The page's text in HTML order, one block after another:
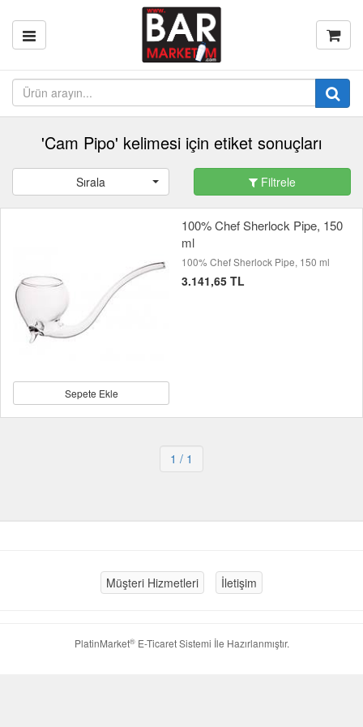
'Cam Pipo' kelimesi için etiket sonuçları
Sırala Filtrele
Sepete Ekle
100% Chef Sherlock Pipe, 150
ml
100% Chef Sherlock Pipe, 150 ml
3.141,65 TL
1 / 1
Müşteri Hizmetleri İletişim
PlatinMarket®E-Ticaret Sistemi İle Hazırlanmıştır.